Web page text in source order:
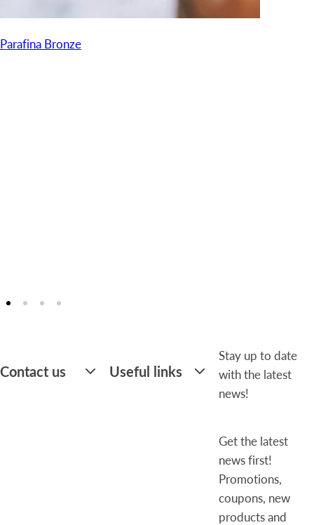
Parafina Bronze
Contact us Useful links
Stay up to date
with the latest
news!
Get the latest
news first!
Promotions,
coupons, new
products and